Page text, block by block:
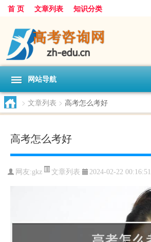
首 页 文章列表 知识分类
网站导航
> 文章列表 > 高考怎么考好
高考怎么考好
网友:gkz 文章列表 2024-02-22 00:16:51